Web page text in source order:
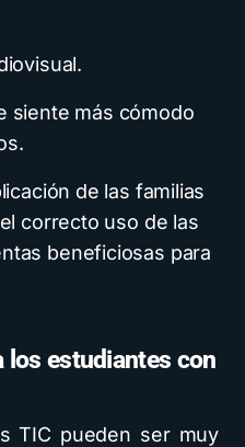
siente más cómodo
de las familias
correcto uso de las
beneficiosas para
los estudiantes con
TIC pueden ser muy